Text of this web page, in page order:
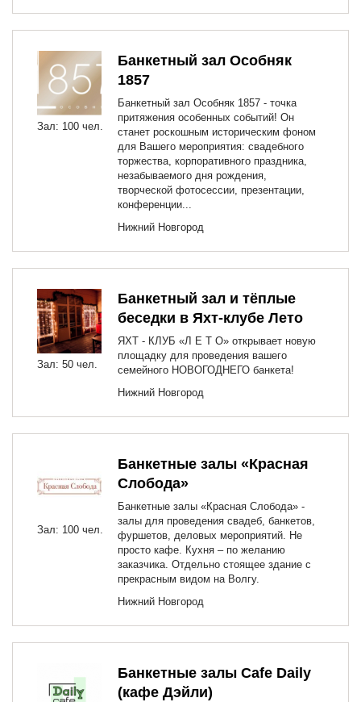
Зал: 100 чел.
Банкетный зал Особняк
1857
Банкетный зал Особняк 1857 - точка
притяжения особенных событий! Он
станет роскошным историческим фоном
для Вашего мероприятия: свадебного
торжества, корпоративного праздника,
незабываемого дня рождения,
творческой фотосессии, презентации,
конференции...
Нижний Новгород
Зал: 50 чел.
Банкетный зал и тёплые
беседки в Яхт-клубе Лето
ЯХТ - КЛУБ «Л Е Т О» открывает новую
площадку для проведения вашего
семейного НОВОГОДНЕГО банкета!
Нижний Новгород
Зал: 100 чел.
Банкетные залы «Красная
Слобода»
Банкетные залы «Красная Слобода» -
залы для проведения свадеб, банкетов,
фуршетов, деловых мероприятий. Не
просто кафе. Кухня – по желанию
заказчика. Отдельно стоящее здание с
прекрасным видом на Волгу.
Нижний Новгород
Банкетные залы Сafe Daily
(кафе Дэйли)